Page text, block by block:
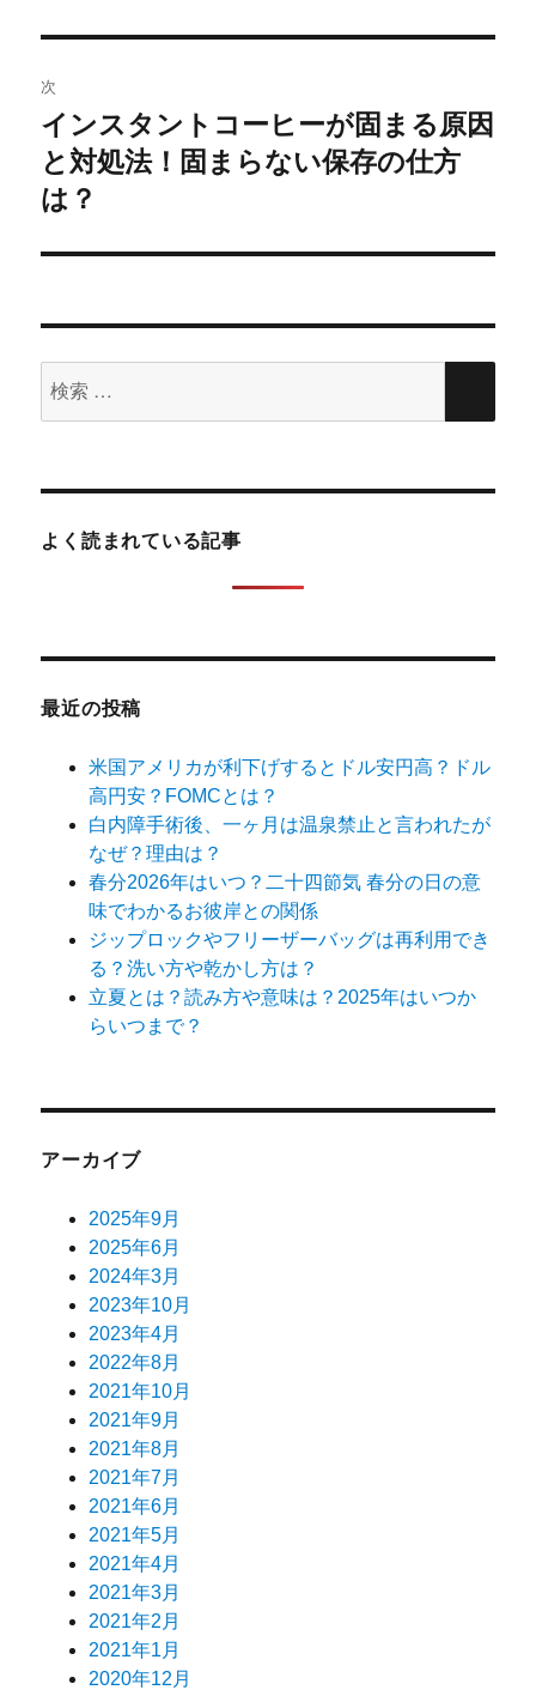
す ウ
で
開
き
ま
す
ゲ
ー
シ
ョ
ン
稿:
次
次
の
投
稿:
インスタントコーヒーが固まる原因
と対処法！固まらない保存の仕方
は？
索
よく読まれている記事
最近の投稿
米国アメリカが利下げするとドル安円高？ドル
高円安？FOMCとは？
白内障手術後、一ヶ月は温泉禁止と言われたが
なぜ？理由は？
春分2026年はいつ？二十四節気 春分の日の意
味でわかるお彼岸との関係
ジップロックやフリーザーバッグは再利用でき
る？洗い方や乾かし方は？
立夏とは？読み方や意味は？2025年はいつか
らいつまで？
アーカイブ
2025年9月
2025年6月
2024年3月
2023年10月
2023年4月
2022年8月
2021年10月
2021年9月
2021年8月
2021年7月
2021年6月
2021年5月
2021年4月
2021年3月
2021年2月
2021年1月
2020年12月